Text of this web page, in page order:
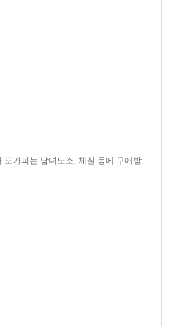
가피는 남녀노소, 체질 등에 구애받